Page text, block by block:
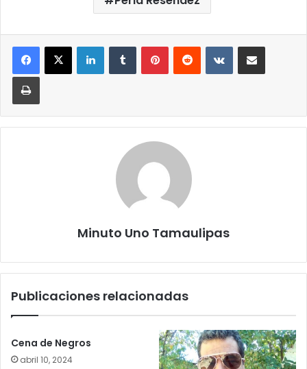
LinkedInTumblrPinterestReddit VKontakteCompartir por correo
Imprimir
Minuto Uno Tamaulipas
Publicaciones relacionadas
Cena de Negros
abril 10, 2024